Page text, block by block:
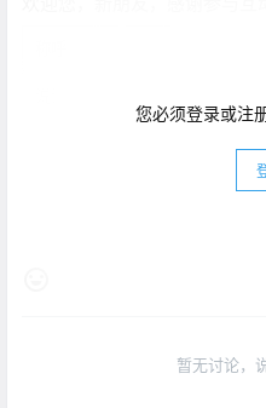
您必须登录或注
暂无讨论，